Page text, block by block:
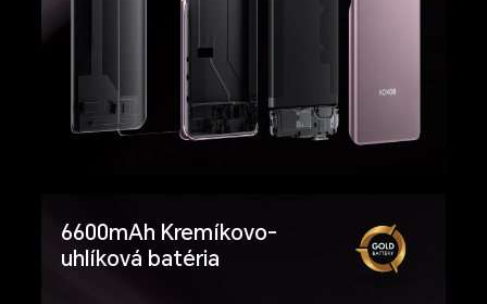
6600mAh Kremíkovo-
uhlíková batéria